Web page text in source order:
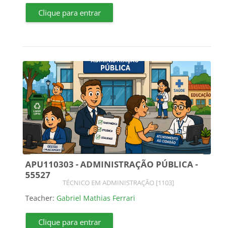
Clique para entrar
APU110303 - ADMINISTRAÇÃO PÚBLICA -
55527
Course category
TÉCNICO EM ADMINISTRAÇÃO [1103]
Teacher: Gabriel Mathias Ferrari
Clique para entrar